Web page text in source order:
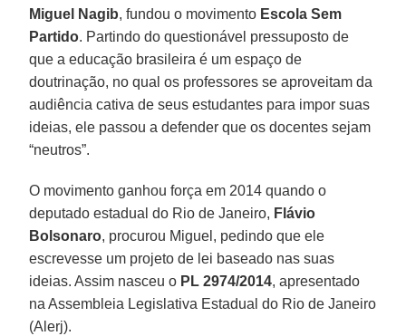
Miguel Nagib, fundou o movimento Escola Sem
Partido. Partindo do questionável pressuposto de
que a educação brasileira é um espaço de
doutrinação, no qual os professores se aproveitam da
audiência cativa de seus estudantes para impor suas
ideias, ele passou a defender que os docentes sejam
“neutros”.
O movimento ganhou força em 2014 quando o
deputado estadual do Rio de Janeiro, Flávio
Bolsonaro, procurou Miguel, pedindo que ele
escrevesse um projeto de lei baseado nas suas
ideias. Assim nasceu o PL 2974/2014, apresentado
na Assembleia Legislativa Estadual do Rio de Janeiro
(Alerj).